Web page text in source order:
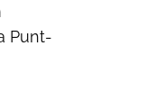
Punt-